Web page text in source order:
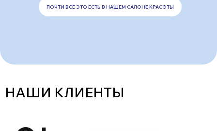
ПОЧТИ ВСЕ ЭТО ЕСТЬ В НАШЕМ САЛОНЕ КРАСОТЫ
НАШИ КЛИЕНТЫ